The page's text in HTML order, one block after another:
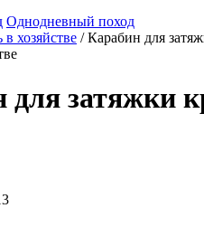
Однодневный поход
хозяйстве / Карабин для
для затяжки